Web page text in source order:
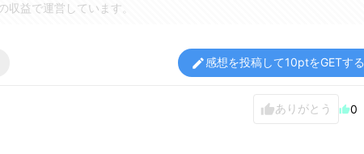
益で運営しています。
edit感想を投稿して10ptをGETする
thumb_upありがとう thumb_up0